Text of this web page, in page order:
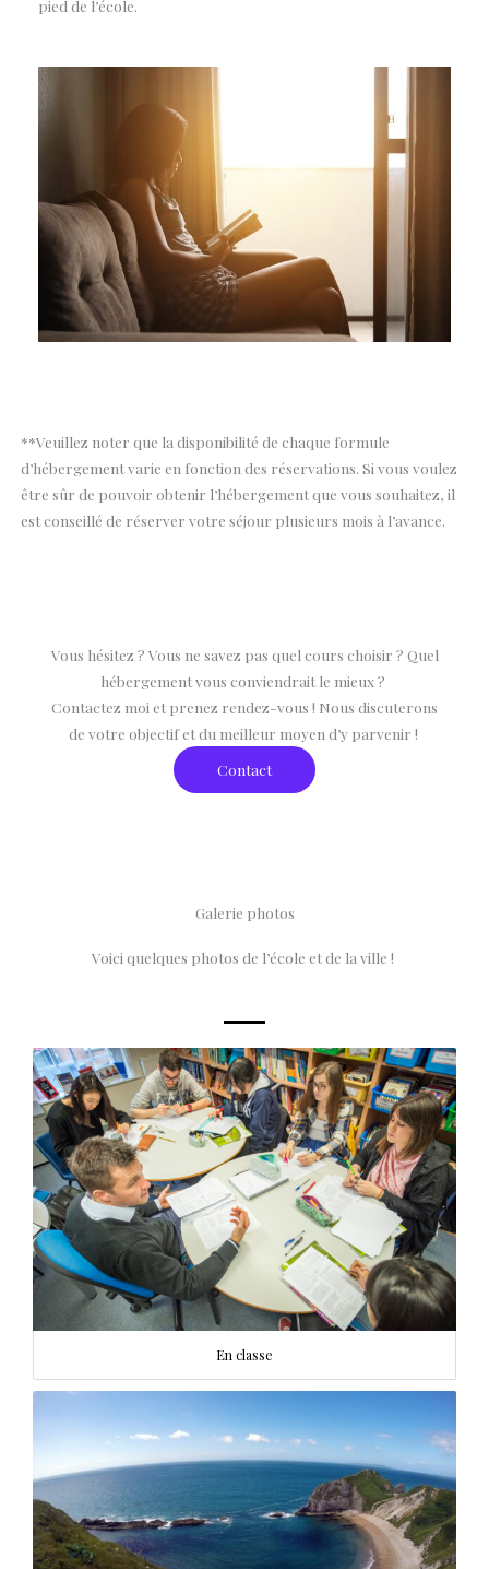
pied de l’école.
**Veuillez noter que la disponibilité de chaque formule
d’hébergement varie en fonction des réservations. Si vous voulez
être sûr de pouvoir obtenir l’hébergement que vous souhaitez, il
est conseillé de réserver votre séjour plusieurs mois à l’avance.
Vous hésitez ? Vous ne savez pas quel cours choisir ? Quel
hébergement vous conviendrait le mieux ?
Contactez moi et prenez rendez-vous ! Nous discuterons
de votre objectif et du meilleur moyen d’y parvenir !
Contact
Galerie photos
Voici quelques photos de l’école et de la ville !
En classe